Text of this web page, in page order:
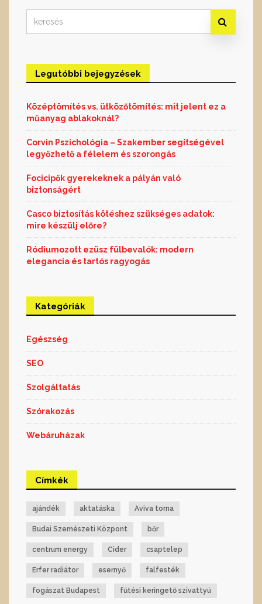
for:
Legutóbbi bejegyzések
Középtömítés vs. ütközőtömítés: mit jelent ez a
műanyag ablakoknál?
Corvin Pszichológia – Szakember segítségével
legyőzhető a félelem és szorongás
Focicipők gyerekeknek a pályán való
biztonságért
Casco biztosítás kötéshez szükséges adatok:
mire készülj előre?
Ródiumozott ezüsz fülbevalók: modern
elegancia és tartós ragyogás
Kategóriák
Egészség
SEO
Szolgáltatás
Szórakozás
Webáruházak
Címkék
ajándék aktatáska Aviva torna
Budai Szemészeti Központ bőr
centrum energy Cider csaptelep
Erfer radiátor esernyő falfesték
fogászat Budapest fűtési keringető szivattyú